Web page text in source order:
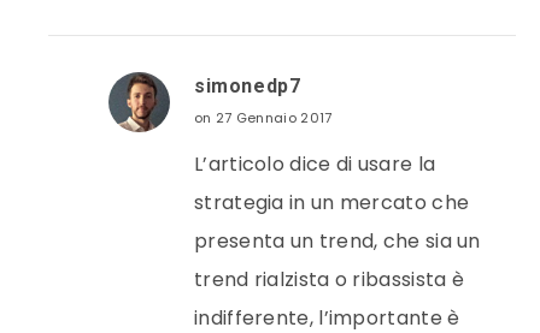
simonedp7
on 27 Gennaio 2017
L’articolo dice di usare la
strategia in un mercato che
presenta un trend, che sia un
trend rialzista o ribassista è
indifferente, l’importante è